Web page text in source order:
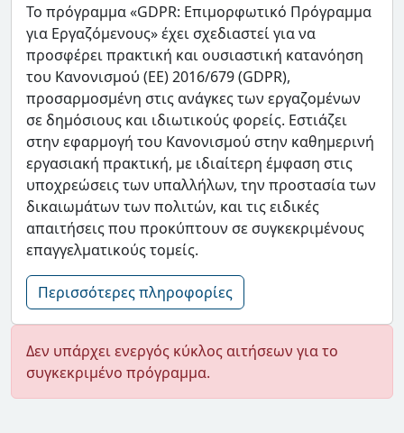
Το πρόγραμμα «GDPR: Επιμορφωτικό Πρόγραμμα
για Εργαζόμενους» έχει σχεδιαστεί για να
προσφέρει πρακτική και ουσιαστική κατανόηση
του Κανονισμού (ΕΕ) 2016/679 (GDPR),
προσαρμοσμένη στις ανάγκες των εργαζομένων
σε δημόσιους και ιδιωτικούς φορείς. Εστιάζει
στην εφαρμογή του Κανονισμού στην καθημερινή
εργασιακή πρακτική, με ιδιαίτερη έμφαση στις
υποχρεώσεις των υπαλλήλων, την προστασία των
δικαιωμάτων των πολιτών, και τις ειδικές
απαιτήσεις που προκύπτουν σε συγκεκριμένους
επαγγελματικούς τομείς.
Περισσότερες πληροφορίες
Δεν υπάρχει ενεργός κύκλος αιτήσεων για το
συγκεκριμένο πρόγραμμα.